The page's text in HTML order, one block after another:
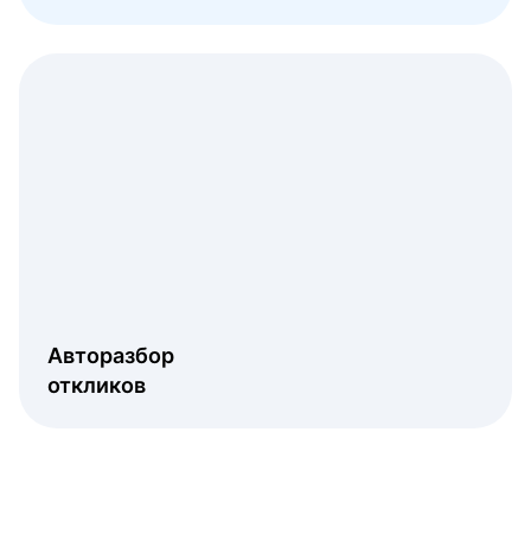
Авторазбор
откликов